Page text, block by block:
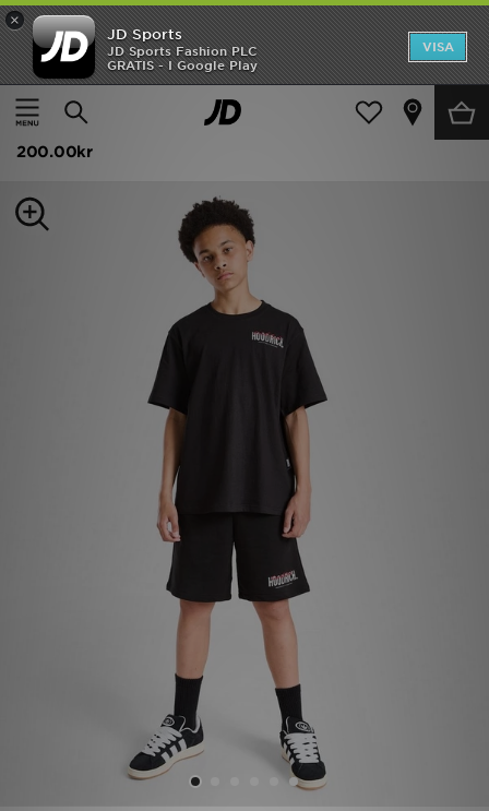
×
JD Sports
JD Sports Fashion PLC
GRATIS - I Google Play
VISA
Hem
Barn Juniorkläder (8-15 År) T-Shirts och Pikétröjor
Hoodrich Magma T-Shirt Junior
200.00kr
Hem
REA
Dam